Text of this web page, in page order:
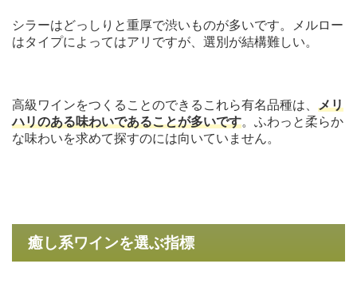
シラーはどっしりと重厚で渋いものが多いです。メルロー
はタイプによってはアリですが、選別が結構難しい。
高級ワインをつくることのできるこれら有名品種は、 メリ
ハリのある味わいであることが多いです。ふわっと柔らか
な味わいを求めて探すのには向いていません。
癒し系ワインを選ぶ指標